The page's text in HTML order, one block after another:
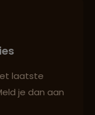
laatste
je dan aan